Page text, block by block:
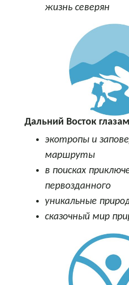
жизнь северян
Дальний Восток
экотропы и
маршруты
в поисках
первозданного
уникальные
сказочный мир